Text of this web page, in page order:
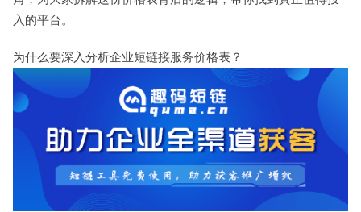
入的平台。
为什么要深入分析企业短链接服务价格表？